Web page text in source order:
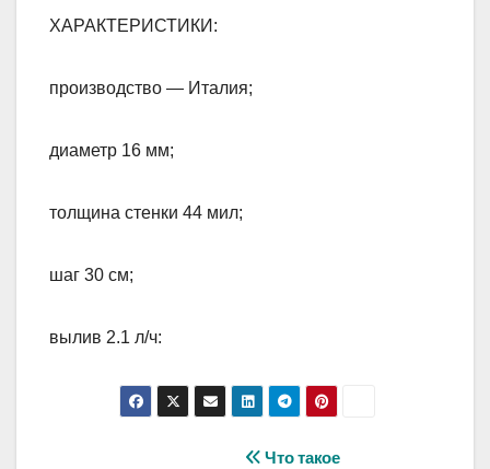
ХАРАКТЕРИСТИКИ:
производство — Италия;
диаметр 16 мм;
толщина стенки 44 мил;
шаг 30 см;
вылив 2.1 л/ч:
Что такое